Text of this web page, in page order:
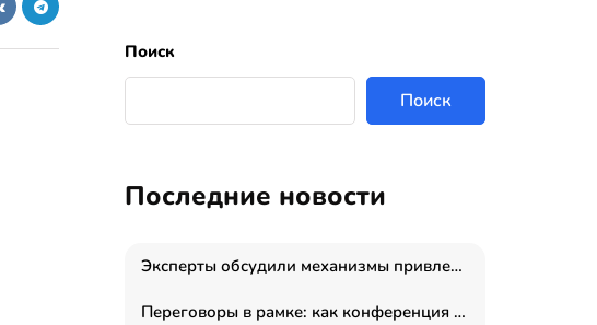
Поиск
Поиск
Последние новости
Эксперты обсудили механизмы привлечения молодых специалистов в промышленные города
Переговоры в рамке: как конференция «Бизнес как искусство» переформатирует деловой этикет в стенах ТПП РФ